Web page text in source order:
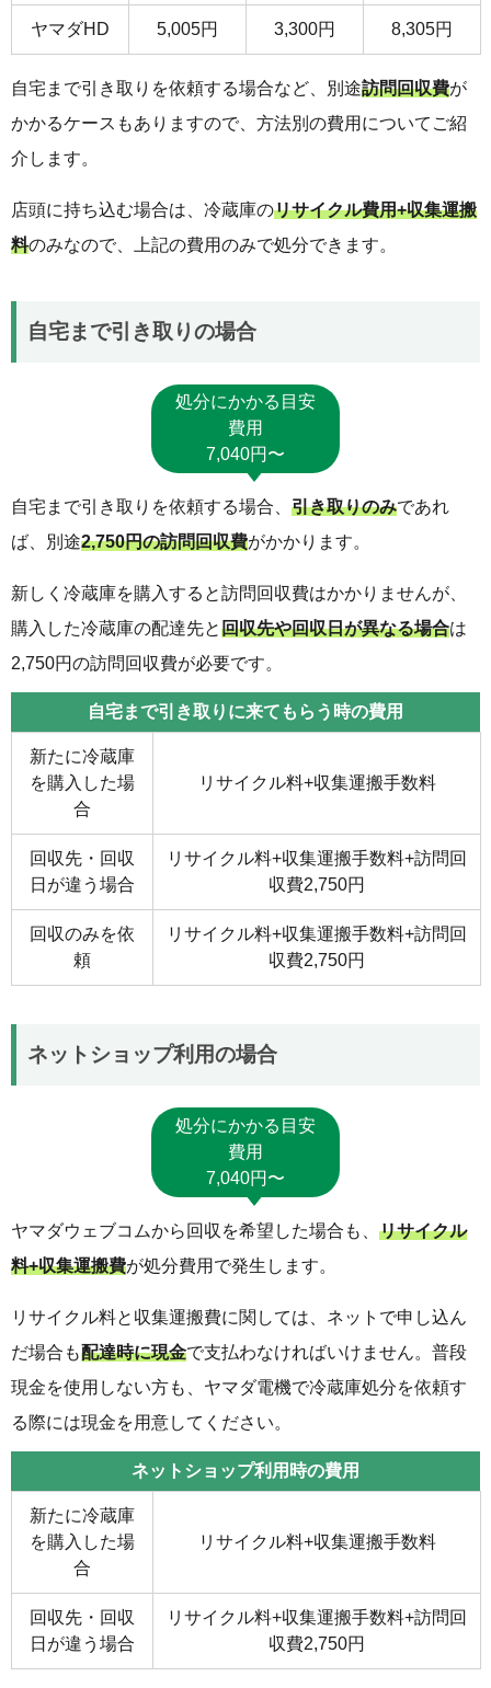
ヤマダHD 5,005円 3,300円 8,305円
自宅まで引き取りを依頼する場合など、別途訪問回収費が
かかるケースもありますので、方法別の費用についてご紹
介します。
店頭に持ち込む場合は、冷蔵庫のリサイクル費用+収集運搬
料のみなので、上記の費用のみで処分できます。
自宅まで引き取りの場合
処分にかかる目安
費用
7,040円〜
自宅まで引き取りを依頼する場合、 引き取りのみであれ
ば、別途2,750円の訪問回収費がかかります。
新しく冷蔵庫を購入すると訪問回収費はかかりませんが、
購入した冷蔵庫の配達先と回収先や回収日が異なる場合は
2,750円の訪問回収費が必要です。
自宅まで引き取りに来てもらう時の費用
新たに冷蔵庫
を購入した場
合
リサイクル料+収集運搬手数料
回収先・回収
日が違う場合
リサイクル料+収集運搬手数料+訪問回
収費2,750円
回収のみを依
頼
リサイクル料+収集運搬手数料+訪問回
収費2,750円
ネットショップ利用の場合
処分にかかる目安
費用
7,040円〜
ヤマダウェブコムから回収を希望した場合も、 リサイクル
料+収集運搬費が処分費用で発生します。
リサイクル料と収集運搬費に関しては、ネットで申し込ん
だ場合も配達時に現金で支払わなければいけません。普段
現金を使用しない方も、ヤマダ電機で冷蔵庫処分を依頼す
る際には現金を用意してください。
ネットショップ利用時の費用
新たに冷蔵庫
を購入した場
合
リサイクル料+収集運搬手数料
回収先・回収
日が違う場合
リサイクル料+収集運搬手数料+訪問回
収費2,750円